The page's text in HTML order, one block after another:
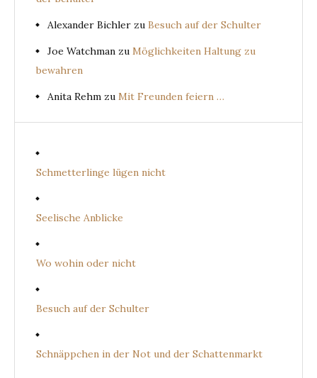
Alexander Bichler zu Besuch auf der Schulter
Joe Watchman zu Möglichkeiten Haltung zu
bewahren
Anita Rehm zu Mit Freunden feiern …
Schmetterlinge lügen nicht
Seelische Anblicke
Wo wohin oder nicht
Besuch auf der Schulter
Schnäppchen in der Not und der Schattenmarkt